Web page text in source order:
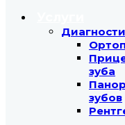
зуба
зубов